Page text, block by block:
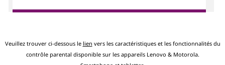
Veuillez trouver ci-dessous le lien vers les caractéristiques et les fonctionnalités du
contrôle parental disponible sur les appareils Lenovo & Motorola.